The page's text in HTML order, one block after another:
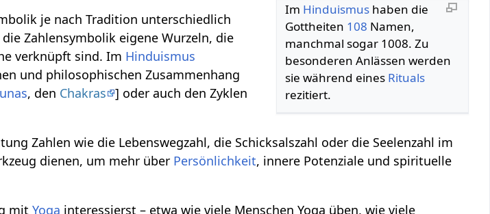
Im Hinduismus haben die
Gottheiten 108 Namen,
manchmal sogar 1008. Zu
besonderen Anlässen werden
sie während eines Rituals
rezitiert.
je nach Tradition unterschiedlich
Zahlensymbolik eigene Wurzeln, die
verknüpft sind. Im Hinduismus
und philosophischen Zusammenhang
, den Chakras ] oder auch den Zyklen
Zahlen wie die Lebenswegzahl, die Schicksalszahl oder die Seelenzahl im
dienen, um mehr über Persönlichkeit, innere Potenziale und spirituelle
mitYoga interessierst – etwa wie viele Menschen Yoga üben, wie viele